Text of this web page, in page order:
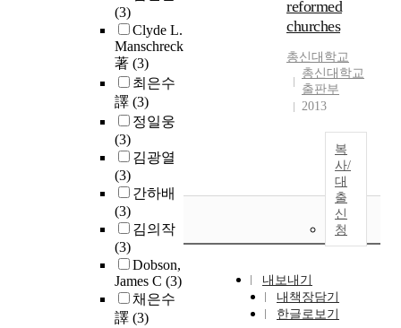
(3)
Clyde L.
Manschreck
著 (3)
최은수
譯 (3)
정일웅
(3)
김광열
(3)
간하배
(3)
김의작
(3)
Dobson,
James C (3)
채은수
譯 (3)
reformed
churches
총신대학교
총신대학교
출판부
2013
복
사/
대
출
신
청
내보내기
내책장담기
한글로보기